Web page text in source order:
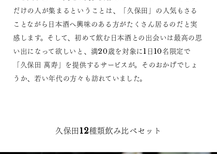
だけの人が集まるということは、「久保田」の人気もさる
ことながら日本酒へ興味のある方がたくさん居るのだと実
感します。そして、初めて飲む日本酒との出会いは最高の思
い出になって欲しいと、満20歳を対象に1日10名限定で
「久保田 萬寿」を提供するサービスが。そのおかげでしょ
うか、若い年代の方々も訪れていました。
久保田12種類飲み比べセット